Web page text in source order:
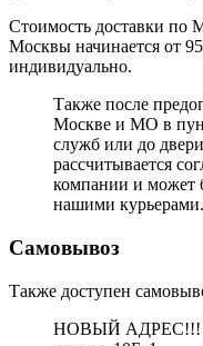
Стоимость доставки по
Москвы начинается от
индивидуально.
Также после
Москве и МО в
служб или до
рассчитывается
компании и может
нашими курьерами.
Самовывоз
Также доступен
НОВЫЙ АДРЕС!!!